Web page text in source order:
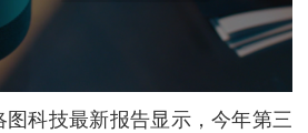
图科技最新报告显示，今年第三